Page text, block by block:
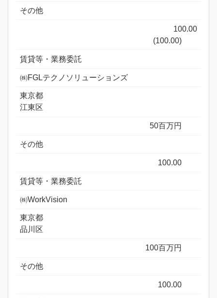
その他
100.00
(100.00)
賃貸等・業務委託
㈱FGLテクノソリューションズ
東京都
江東区
50百万円
その他
100.00
賃貸等・業務委託
㈱WorkVision
東京都
品川区
100百万円
その他
100.00